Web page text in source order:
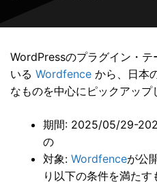
WordPressのプラグイン・
いる Wordfence から、日本
なものを中心にピックアップ
期間: 2025/05/29-
の
対象: Wordfenceが公
り以下の条件を満たす